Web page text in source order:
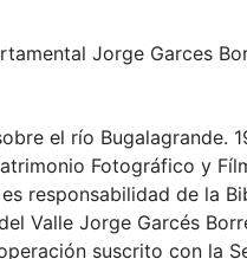
Jorge Garces
el río Bugalagrande.
Fotográfico y
responsabilidad de la
Valle Jorge Garcés
suscrito con la